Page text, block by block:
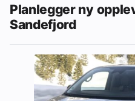
Planlegger ny
Sandefjord